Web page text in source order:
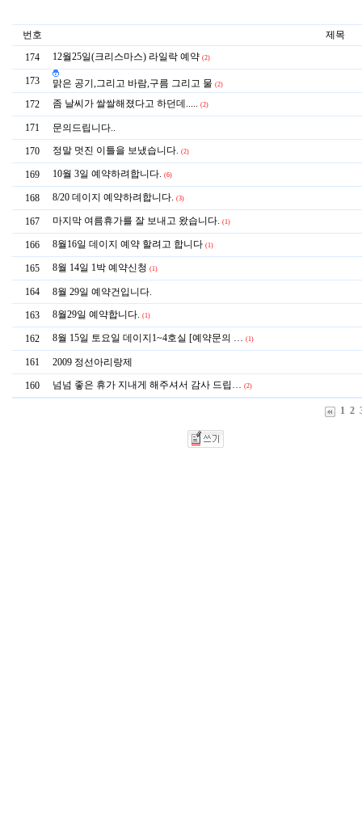
번호
제목
174
12월25일(크리스마스) 라일락 예약 (2)
173 맑은 공기,그리고 바람,구름 그리고 물 (2)
172 좀 날씨가 쌀쌀해졌다고 하던데..... (2)
171 문의드립니다..
170 정말 멋진 이틀을 보냈습니다. (2)
169 10월 3일 예약하려합니다. (6)
168 8/20 데이지 예약하려합니다. (3)
167 마지막 여름휴가를 잘 보내고 왔습니다. (1)
166 8월16일 데이지 예약 할려고 합니다 (1)
165 8월 14일 1박 예약신청 (1)
164 8월 29일 예약건입니다.
163 8월29일 예약합니다. (1)
162 8월 15일 토요일 데이지1~4호실 [예약문의 … (1)
161 2009 정선아리랑제
160 넘넘 좋은 휴가 지내게 해주셔서 감사 드립… (2)
1 2